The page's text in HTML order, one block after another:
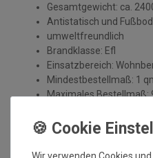
Gesamtgewicht: ca.
Antistatisch und
umweltfreundlich
Brandklasse: Efl
Einsatzbereich:
Mindestbestellmaß: 1
Maximales Bestellmaß:
Wir verwenden Cookies